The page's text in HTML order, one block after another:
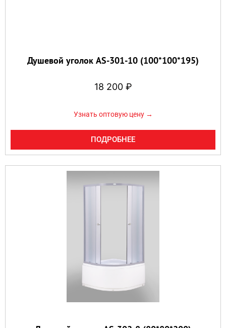
Душевой уголок AS-301-10 (100*100*195)
18 200 ₽
Узнать оптовую цену →
ПОДРОБНЕЕ